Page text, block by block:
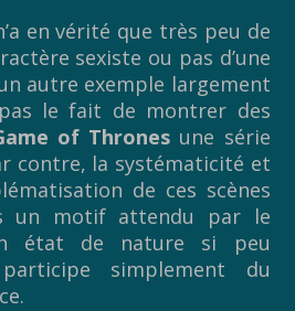
en vérité que très peu de
sexiste ou pas d’une
autre exemple largement
le fait de montrer des
of Thrones une série
contre, la systématicité et
de ces scènes
un motif attendu par le
état de nature si peu
simplement du